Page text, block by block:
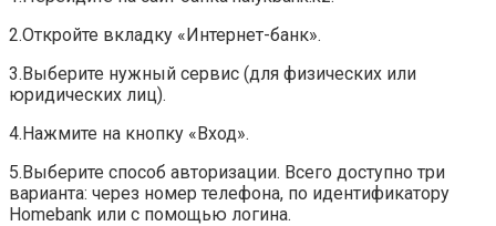
2.Откройте вкладку «Интернет-банк».
3.Выберите нужный сервис (для физических или
юридических лиц).
4.Нажмите на кнопку «Вход».
5.Выберите способ авторизации. Всего доступно три
варианта: через номер телефона, по идентификатору
Homebank или с помощью логина.